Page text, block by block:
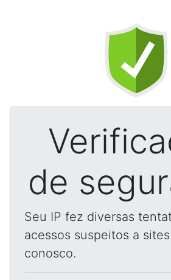
de
Seu IP fez diversas
acessos suspeitos a
conosco.